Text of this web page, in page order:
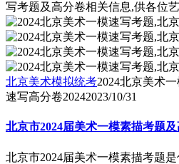
写考题及高分卷相关信息,供各位
北京美术模拟统考2024北京美术
速写高分卷20242023/10/31
北京市2024届美术一模素描考题
北京市2024届美术一模素描考题